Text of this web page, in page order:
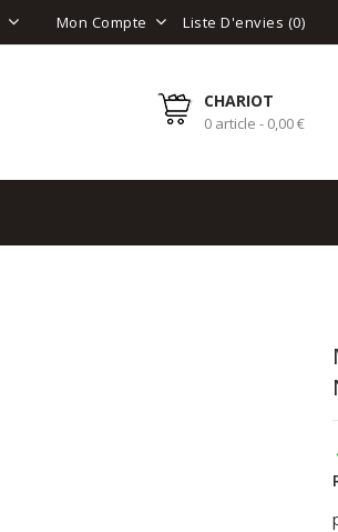
Mon Compte Liste D'envies (0)
CHARIOT
0 article - 0,00 €